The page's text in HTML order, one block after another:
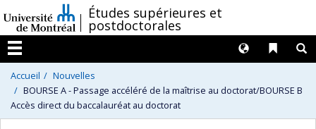
au
contenu
/Études supérieures et
postdoctorales
Menu
Liens
Langues
Accueil
Nouvelles
BOURSE A - Passage accéléré de la maîtrise au doctorat/BOURSE B
Accès direct du baccalauréat au doctorat